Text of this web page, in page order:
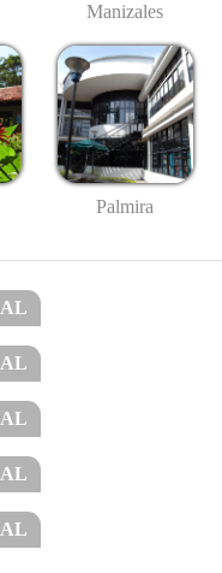
Manizales
Palmira